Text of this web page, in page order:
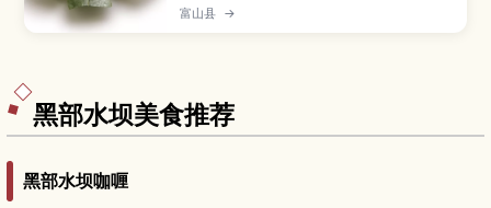
片，再用竹叶包裹，清香十足，也是经典车站便
当。不同店家在鱼的腌制与醋饭比例上各有讲究。
富山县 →
黑部水坝美食推荐
黑部水坝咖喱